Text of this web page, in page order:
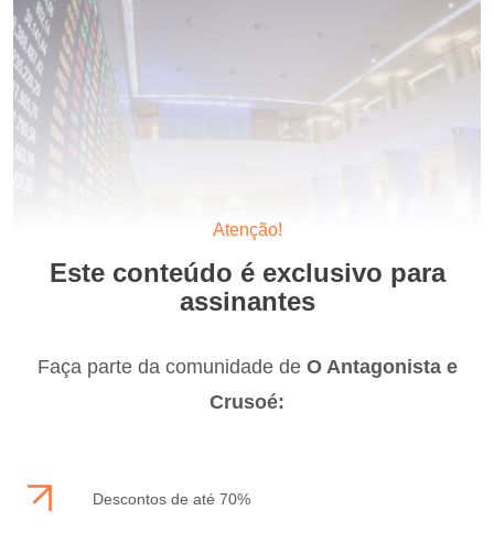
Atenção!
Este conteúdo é exclusivo para
assinantes
Faça parte da comunidade de O Antagonista e
Crusoé:
Descontos de até 70%